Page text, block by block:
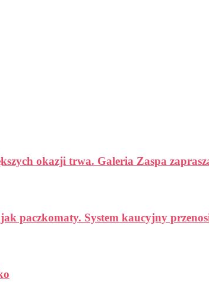
okazji trwa. Galeria Zaspa
paczkomaty. System kaucyjny